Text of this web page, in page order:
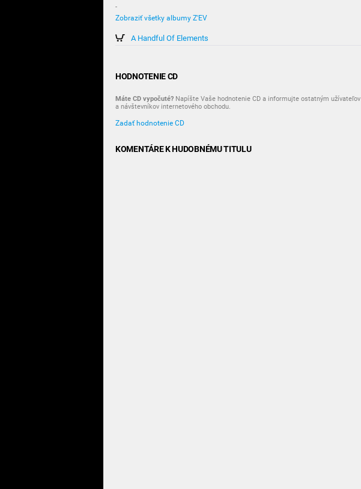
-
Zobraziť všetky albumy Z'EV
A Handful Of Elements
HODNOTENIE CD
Máte CD vypočuté? Napíšte Vaše hodnotenie CD a informujte ostatným užívateľov
a návštevníkov internetového obchodu.
Zadať hodnotenie CD
KOMENTÁRE K HUDOBNÉMU TITULU